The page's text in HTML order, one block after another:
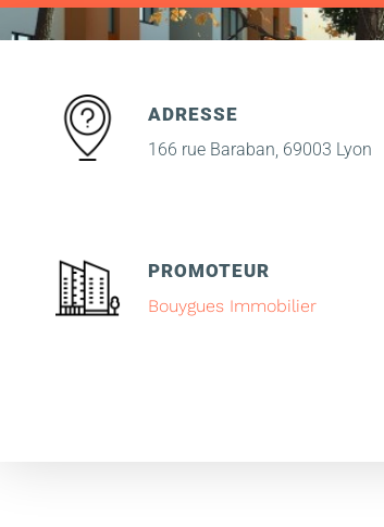
ADRESSE
166 rue Baraban, 69003 Lyon
PROMOTEUR
Bouygues Immobilier